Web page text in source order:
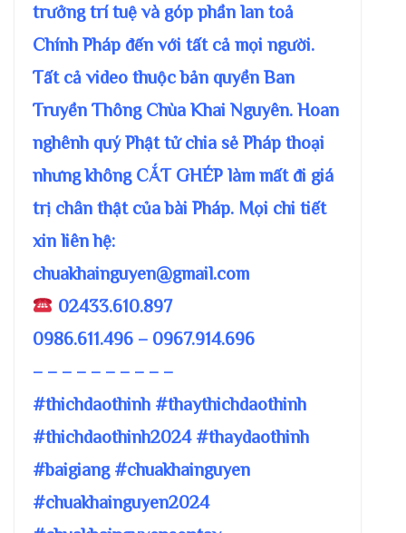
trưởng trí tuệ và góp phần lan toả
Chính Pháp đến với tất cả mọi người.
Tất cả video thuộc bản quyền Ban
Truyền Thông Chùa Khai Nguyên. Hoan
nghênh quý Phật tử chia sẻ Pháp thoại
nhưng không CẮT GHÉP làm mất đi giá
trị chân thật của bài Pháp. Mọi chi tiết
xin liên hệ:
chuakhainguyen@gmail.com
02433.610.897
0986.611.496 – 0967.914.696
– – – – – – – – – –
#thichdaothinh #thaythichdaothinh
#thichdaothinh2024 #thaydaothinh
#baigiang #chuakhainguyen
#chuakhainguyen2024